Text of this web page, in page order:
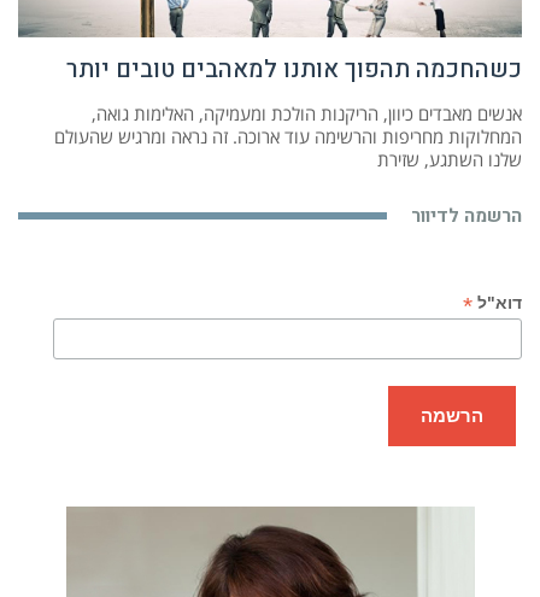
כשהחכמה תהפוך אותנו למאהבים טובים יותר
אנשים מאבדים כיוון, הריקנות הולכת ומעמיקה, האלימות גואה,
המחלוקות מחריפות והרשימה עוד ארוכה. זה נראה ומרגיש שהעולם
שלנו השתגע, שזירת
הרשמה לדיוור
דוא"ל *